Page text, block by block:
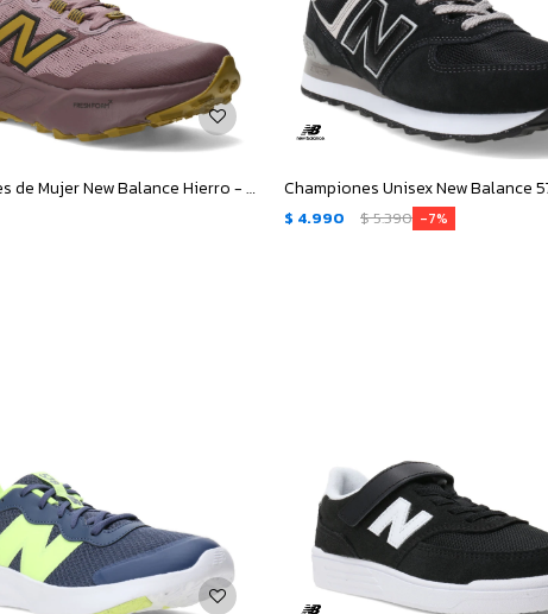
Championes de Mujer New Balance Hierro - Rosado - Amarillo Mostaza
$ 4.990 $5.390 7